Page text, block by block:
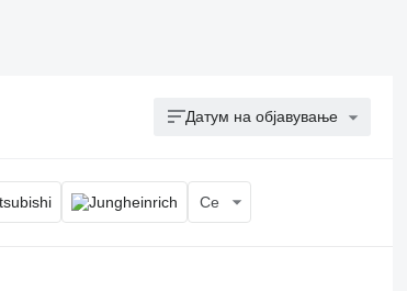
Датум на објавување
Се